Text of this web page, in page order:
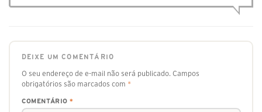
DEIXE UM COMENTÁRIO
O seu endereço de e-mail não será publicado. Campos
obrigatórios são marcados com *
COMENTÁRIO *